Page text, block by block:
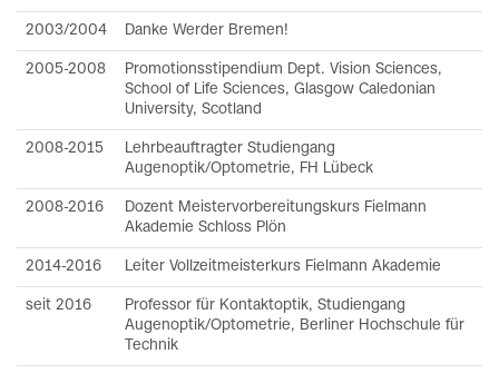
2003/2004 Danke Werder Bremen!
2005-2008
Promotionsstipendium Dept. Vision Sciences,
School of Life Sciences, Glasgow Caledonian
University, Scotland
2008-2015
Lehrbeauftragter Studiengang
Augenoptik/Optometrie, FH Lübeck
2008-2016
Dozent Meistervorbereitungskurs Fielmann
Akademie Schloss Plön
2014-2016 Leiter Vollzeitmeisterkurs Fielmann Akademie
seit 2016
Professor für Kontaktoptik, Studiengang
Augenoptik/Optometrie, Berliner Hochschule für
Technik